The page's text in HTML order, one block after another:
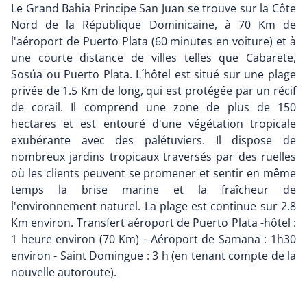
Le Grand Bahia Principe San Juan se trouve sur la Côte
Nord de la République Dominicaine, à 70 Km de
l'aéroport de Puerto Plata (60 minutes en voiture) et à
une courte distance de villes telles que Cabarete,
Sosúa ou Puerto Plata. L´hôtel est situé sur une plage
privée de 1.5 Km de long, qui est protégée par un récif
de corail. Il comprend une zone de plus de 150
hectares et est entouré d'une végétation tropicale
exubérante avec des palétuviers. Il dispose de
nombreux jardins tropicaux traversés par des ruelles
où les clients peuvent se promener et sentir en même
temps la brise marine et la fraîcheur de
l'environnement naturel. La plage est continue sur 2.8
Km environ. Transfert aéroport de Puerto Plata -hôtel :
1 heure environ (70 Km) - Aéroport de Samana : 1h30
environ - Saint Domingue : 3 h (en tenant compte de la
nouvelle autoroute).